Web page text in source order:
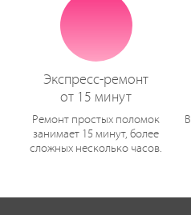
Экспресс-ремонт
от 15 минут
Ремонт простых поломок
занимает 15 минут, более
сложных несколько часов.